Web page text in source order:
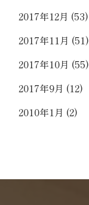
2017年12月 (53)
2017年11月 (51)
2017年10月 (55)
2017年9月 (12)
2010年1月 (2)